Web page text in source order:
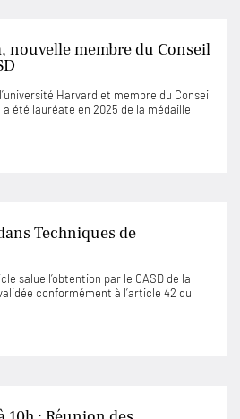
nouvelle membre du Conseil
Harvard et membre du Conseil
a été lauréate en 2025 de la médaille
Techniques de
salue l’obtention par le CASD de la
conformément à l’article 42 du